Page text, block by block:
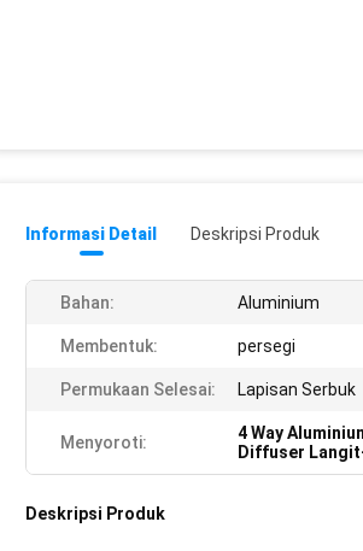
Informasi Detail Deskripsi Produk
Bahan: Aluminium
Membentuk: persegi
Permukaan Selesai: Lapisan Serbuk
Menyoroti: 4 Way
Diffuser
Deskripsi Produk